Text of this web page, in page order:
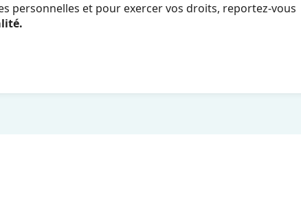
personnelles et pour exercer vos droits, reportez-vous